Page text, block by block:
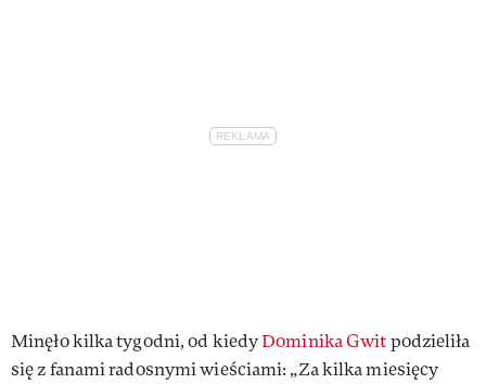
Minęło kilka tygodni, od kiedyDominika Gwitpodzieliła
się z fanami radosnymi wieściami: „Za kilka miesięcy